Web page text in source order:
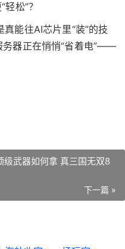
松”？
能往AI芯片里“装”的技
务器正在悄悄“省着电”——
级武器如何拿 真三国无双8
下一篇 »